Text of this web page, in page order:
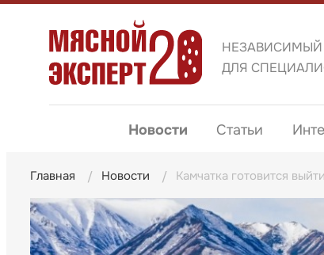
НЕЗАВИСИМЫЙ
ДЛЯ
Новости Статьи
Главная Новости Камчатка готовится